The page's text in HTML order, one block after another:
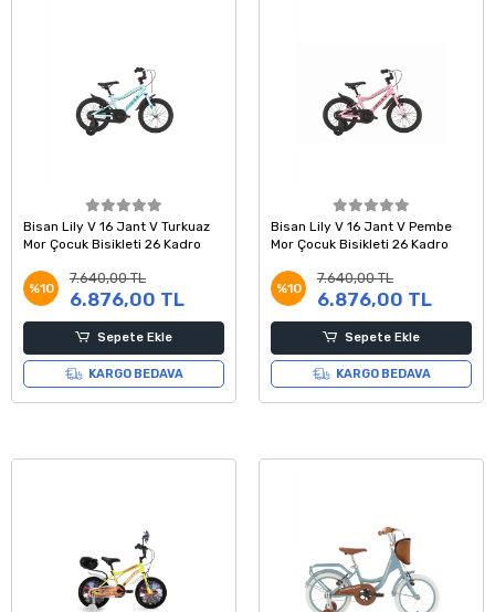
Bisan Lily V 16 Jant V Turkuaz
Mor Çocuk Bisikleti 26 Kadro
%10
7.640,00 TL
6.876,00 TL
Sepete Ekle
KARGO BEDAVA
Bisan Lily V 16 Jant V Pembe
Mor Çocuk Bisikleti 26 Kadro
%10
7.640,00 TL
6.876,00 TL
Sepete Ekle
KARGO BEDAVA